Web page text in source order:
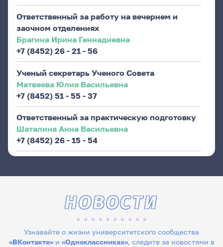
Ответственный за работу на вечернем и
заочном отделениях
Брагина Ирина Геннадиевна
+7 (8452) 26 - 21 - 56
Ученый секретарь Ученого Совета
Матвеева Юлия Васильевна
+7 (8452) 51 - 55 - 37
Ответственный за практическую подготовку
Шаталина Анна Васильевна
+7 (8452) 26 - 15 - 54
Узнавайте о жизни университетского сообщества
«ВКонтакте»и «Одноклассниках», следите за новостями в
НОВОСТИ